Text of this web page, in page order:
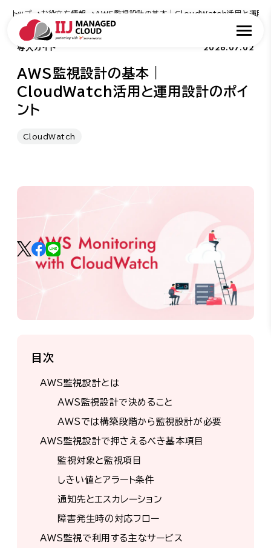
トップ お役立ち情報 AWS監視設計の基本｜CloudWatch活用と運用設
導入ガイド 2026.07.02
AWS監視設計の基本｜
CloudWatch活用と運用設計のポイ
ント
CloudWatch
目次
AWS監視設計とは
AWS監視設計で決めること
AWSでは構築段階から監視設計が必要
AWS監視設計で押さえるべき基本項目
監視対象と監視項目
しきい値とアラート条件
通知先とエスカレーション
障害発生時の対応フロー
AWS監視で利用する主なサービス